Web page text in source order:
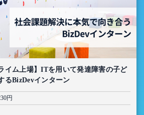
イム上場】ITを用いて発達障害の子ど
るBizDevインターン
円